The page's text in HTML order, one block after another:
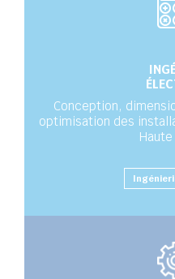
Conception,
optimisation des